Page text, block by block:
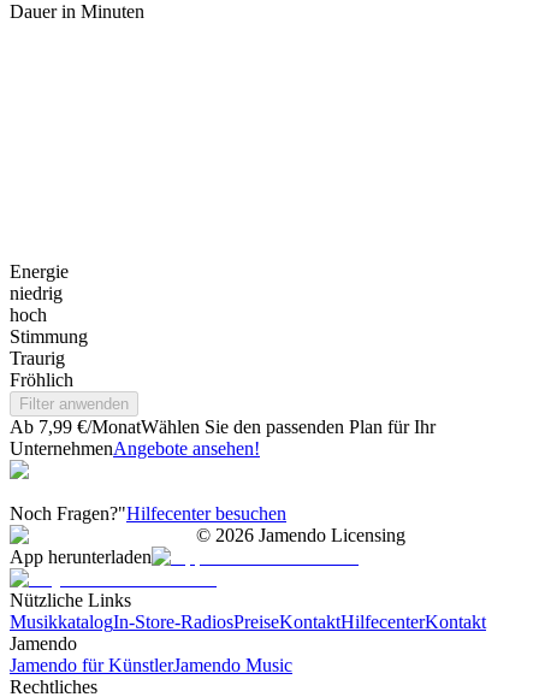
Dauer in Minuten
Energie
niedrig
hoch
Stimmung
Traurig
Fröhlich
Filter anwenden
Ab 7,99 €/MonatWählen Sie den passenden Plan für Ihr
UnternehmenAngebote ansehen!
Noch Fragen?"Hilfecenter besuchen
© 2026 Jamendo Licensing
App herunterladen
Nützliche Links
MusikkatalogIn-Store-RadiosPreiseKontaktHilfecenterKontakt
Jamendo
Jamendo für KünstlerJamendo Music
Rechtliches